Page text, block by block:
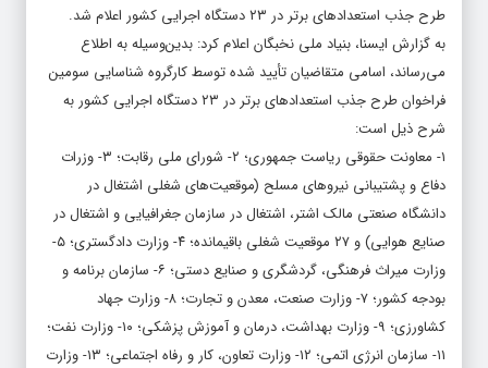
طرح جذب استعدادهای برتر در ۲۳ دستگاه‌ اجرایی کشور اعلام شد.
به گزارش ایسنا، بنیاد ملی نخبگان اعلام کرد: بدین‌وسیله به اطلاع
می‌رساند، اسامی متقاضیان تأیید شده توسط کارگروه شناسایی سومین
فراخوان طرح جذب استعدادهای برتر در ۲۳ دستگاه‌ اجرایی کشور به
شرح ذیل است:
۱- معاونت حقوقی ریاست جمهوری؛ ۲- شورای ملی رقابت؛ ۳- وزرات
دفاع و پشتیبانی نیروهای مسلح (موقعیت‌های شغلی اشتغال در
دانشگاه صنعتی مالک اشتر، اشتغال در سازمان جغرافیایی و اشتغال در
صنایع هوایی) و ۲۷ موقعیت شغلی باقیمانده؛ ۴- وزارت دادگستری؛ ۵-
وزارت میراث فرهنگی، گردشگری و صنایع دستی؛ ۶- سازمان برنامه و
بودجه کشور؛ ۷- وزارت صنعت، معدن و تجارت؛ ۸- وزارت جهاد
کشاورزی؛ ۹- وزارت بهداشت، درمان و آموزش پزشکی؛ ۱۰- وزارت نفت؛
۱۱- سازمان انرژی اتمی؛ ۱۲- وزارت تعاون، کار و رفاه اجتماعی؛ ۱۳- وزارت